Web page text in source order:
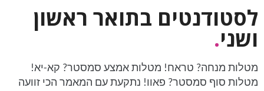
לסטודנטים בתואר ראשון
ושני.
מטלות מנחה? טראח! מטלות אמצע סמסטר? קא-יא!
מטלות סוף סמסטר? פאוו! נתקעת עם המאמר הכי זוועה